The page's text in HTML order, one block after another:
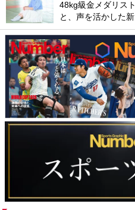
48kg級金メダリス
と、声を活かした